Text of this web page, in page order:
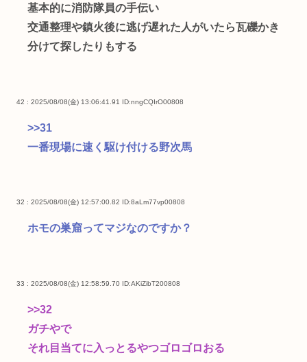
基本的に消防隊員の手伝い
交通整理や鎮火後に逃げ遅れた人がいたら瓦礫かき
分けて探したりもする
42 : 2025/08/08(金) 13:06:41.91 ID:nngCQIrO00808
>>31
一番現場に速く駆け付ける野次馬
32 : 2025/08/08(金) 12:57:00.82 ID:8aLm77vp00808
ホモの巣窟ってマジなのですか？
33 : 2025/08/08(金) 12:58:59.70 ID:AKiZibT200808
>>32
ガチやで
それ目当てに入っとるやつゴロゴロおる